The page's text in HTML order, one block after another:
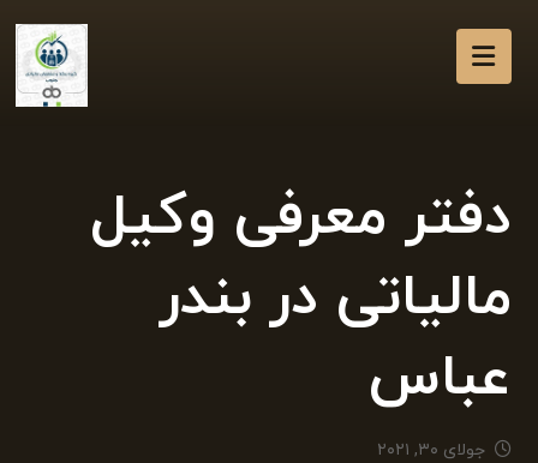
دفتر معرفی وکیل
مالیاتی در بندر
عباس
جولای ۳۰, ۲۰۲۱